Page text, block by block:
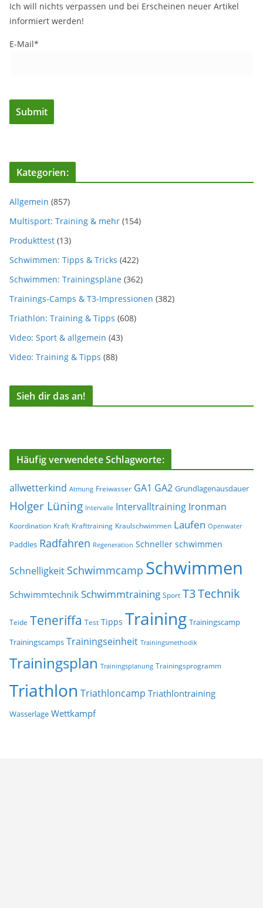
Ich will nichts verpassen und bei Erscheinen neuer Artikel
informiert werden!
E-Mail*
Kategorien:
Allgemein (857)
Multisport: Training & mehr (154)
Produkttest (13)
Schwimmen: Tipps & Tricks (422)
Schwimmen: Trainingspläne (362)
Trainings-Camps & T3-Impressionen (382)
Triathlon: Training & Tipps (608)
Video: Sport & allgemein (43)
Video: Training & Tipps (88)
Sieh dir das an!
Häufig verwendete Schlagworte:
allwetterkind Atmung Freiwasser GA1 GA2 Grundlagenausdauer
Holger Lüning Intervalle Intervalltraining Ironman
Koordination Kraft Krafttraining Kraulschwimmen Laufen Openwater
Paddles Radfahren Regeneration Schneller schwimmen
Schnelligkeit Schwimmcamp Schwimmen
Schwimmtechnik Schwimmtraining Sport T3Technik
Teide Teneriffa Test Tipps Training Trainingscamp
Trainingscamps Trainingseinheit Trainingsmethodik
Trainingsplan Trainingsplanung Trainingsprogramm
Triathlon Triathloncamp Triathlontraining
Wasserlage Wettkampf